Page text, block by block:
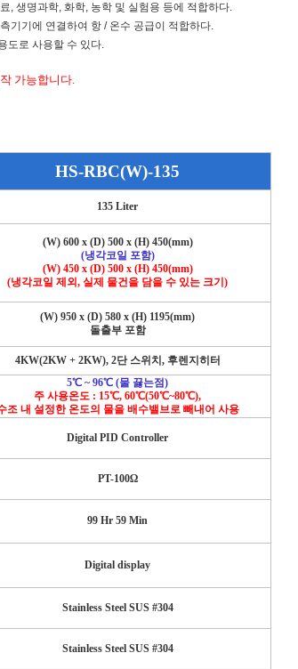
, 생명과학, 화학, 농학 및 실험용 등에 적합하다.
기기에 연결하여 항 / 온수 공급이 적합하다.
도로 사용할 수 있다.
가능합니다.
HS-RBC(W)-135
135 Liter
(W) 600 x (D) 500 x (H) 450(mm)
(냉각코일 포함)
(W) 450 x (D) 500 x (H) 450(mm)
(냉각코일 제외 , 실제 물건을 담을 수 있는 크기 )
(W) 950 x (D) 580 x (H) 1195(mm)
돌출부 포함
4KW(2KW + 2KW), 2단 스위치 , 후렌지히터
5℃ ~ 96℃ (물 끓는점)
주 사용온도 : 15℃, 60℃(50℃~80℃),
조 내 설정한 온도의 물을 배수밸브로 빼내어 사용
Digital PID Controller
PT-100Ω
99 Hr 59 Min
Digital display
Stainless Steel SUS #304
Stainless Steel SUS #304